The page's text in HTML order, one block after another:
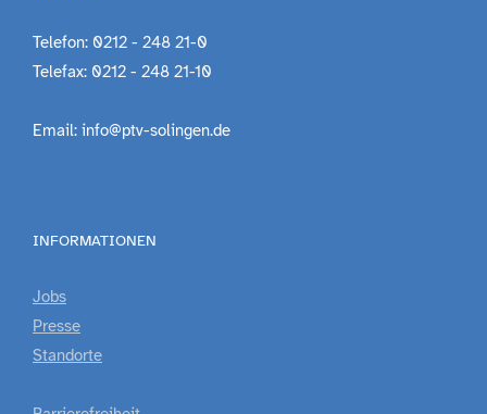
Telefon: 0212 - 248 21-0
Telefax: 0212 - 248 21-10
Email: info@ptv-solingen.de
INFORMATIONEN
Jobs
Presse
Standorte